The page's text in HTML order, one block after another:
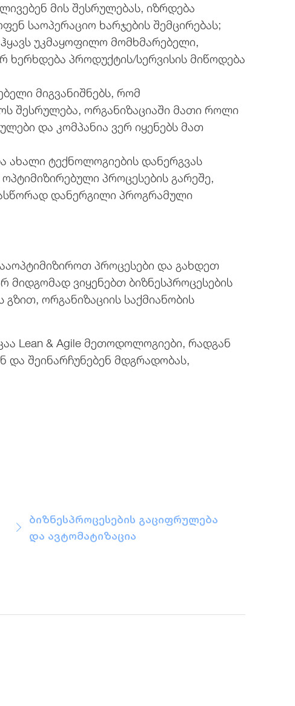
მის შესრულებას, იზრდება
საოპერაციო ხარჯების შემცირებას;
უკმაყოფილო მომხმარებელი,
პროდუქტის/სერვისის მიწოდება
მიგვანიშნებს, რომ
შესრულება, ორგანიზაციაში მათი როლი
და კომპანია ვერ იყენებს მათ
ახალი ტექნოლოგიების დანერგვას
პროცესების გარეშე,
დანერგილი პროგრამული
პროცესები და გახდეთ
მიდგომად ვიყენებთ ბიზნესპროცესების
ორგანიზაციის საქმიანობის
Lean & Agile მეთოდოლოგიები, რადგან
შეინარჩუნებენ მდგრადობას,
ბიზნესპროცესების გაციფრულება
და ავტომატიზაცია